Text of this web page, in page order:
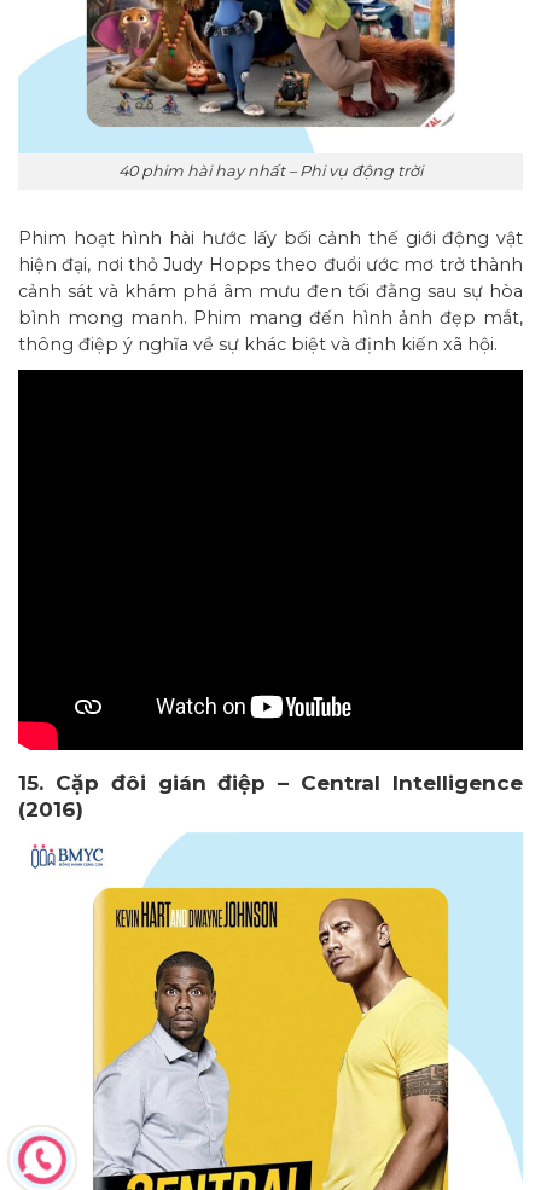
40 phim hài hay nhất – Phi vụ động trời
Phim hoạt hình hài hước lấy bối cảnh thế giới động vật
hiện đại, nơi thỏ Judy Hopps theo đuổi ước mơ trở thành
cảnh sát và khám phá âm mưu đen tối đằng sau sự hòa
bình mong manh. Phim mang đến hình ảnh đẹp mắt,
thông điệp ý nghĩa về sự khác biệt và định kiến xã hội.
15. Cặp đôi gián điệp – Central Intelligence
(2016)